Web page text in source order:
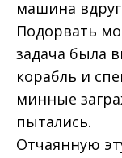
машина
Подорвать
задача была
корабль и
минные
пытались.
Отчаянную